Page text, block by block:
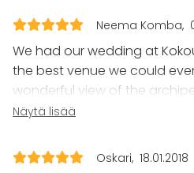
Kokous
Seminaari / konferenssi
Messut
Esitys / näytös
Mökkireissu / retriitti
Pikkujoulut
Neema Komba
We had our wedding at
the best venue we could
wonderful view of the
out of town guests to sleep
Having a Finnish/Tanzanian
Näytä lisää
Oskari 18.01.2018